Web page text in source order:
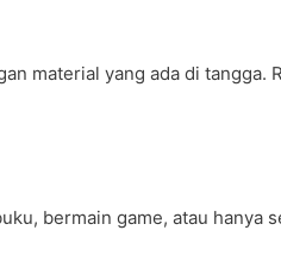
material yang ada di
bermain game, atau